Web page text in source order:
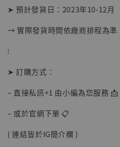
➤ 預計發貨日：2023年10-12月
→ 實際發貨時間依廠商排程為準
⁝
➤ 訂購方式：
– 直接私訊+1 由小編為您服務 📩
– 或於官網下單 📋
( 連結皆於IG簡介欄 )